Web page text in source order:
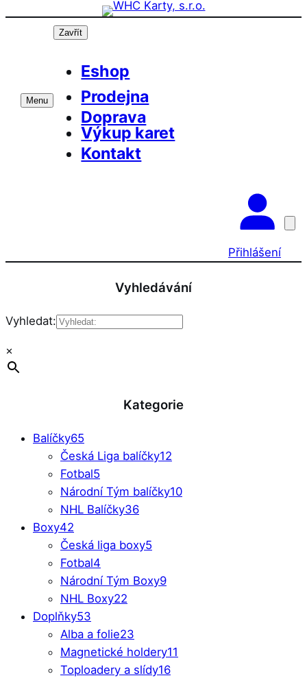
Přeskočit
Menu
Zavřít
Eshop
Prodejna
Doprava
Výkup karet
Kontakt
Přihlášení
Vyhledávání
Vyhledat:
×
Kategorie
Balíčky65
Česká Liga balíčky12
Fotbal5
Národní Tým balíčky10
NHL Balíčky36
Boxy42
Česká liga boxy5
Fotbal4
Národní Tým Boxy9
NHL Boxy22
Doplňky53
Alba a folie23
Magnetické holdery11
Toploadery a slídy16